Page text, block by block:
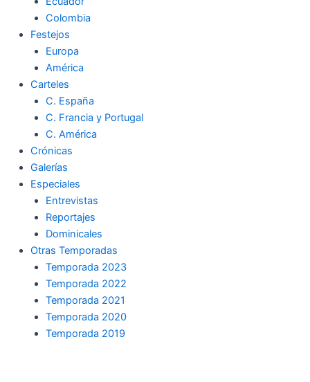
Colombia
Festejos
Europa
América
Carteles
C. España
C. Francia y Portugal
C. América
Crónicas
Galerías
Especiales
Entrevistas
Reportajes
Dominicales
Otras Temporadas
Temporada 2023
Temporada 2022
Temporada 2021
Temporada 2020
Temporada 2019